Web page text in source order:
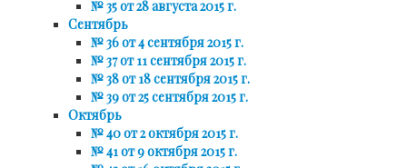
№ 35 от 28 августа 2015 г.
Сентябрь
№ 36 от 4 сентября 2015 г.
№ 37 от 11 сентября 2015 г.
№ 38 от 18 сентября 2015 г.
№ 39 от 25 сентября 2015 г.
Октябрь
№ 40 от 2 октября 2015 г.
№ 41 от 9 октября 2015 г.